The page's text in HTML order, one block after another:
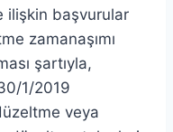
ilişkin başvurular
zamanaşımı
şartıyla,
1/2019
veya